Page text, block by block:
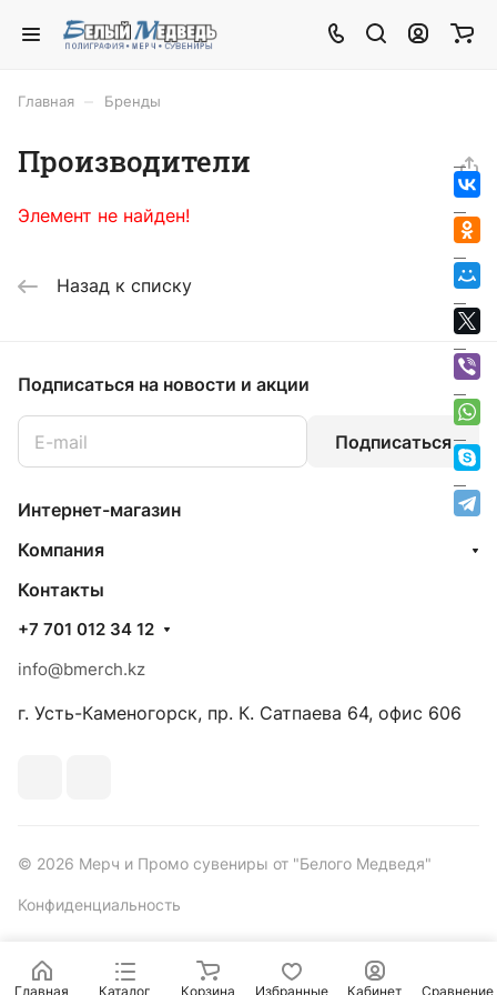
Главная Бренды
Производители
Элемент не найден!
Назад к списку
Подписаться на новости и акции
Подписаться
Интернет-магазин
Компания
Контакты
+7 701 012 34 12
info@bmerch.kz
г. Усть-Каменогорск, пр. К. Сатпаева 64, офис 606
© 2026 Мерч и Промо сувениры от "Белого Медведя"
Конфиденциальность
Главная Каталог Корзина Избранные Кабинет Сравнение